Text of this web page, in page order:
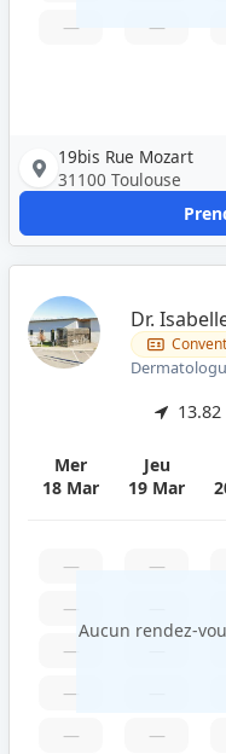
—
—
19bis Rue Mozart
31100 Toulouse
Dr.
Mer
18 Mar
Jeu
19 Mar
—
—
—
—
—
—
—
Aucun rendez-